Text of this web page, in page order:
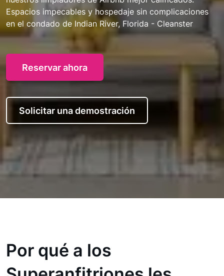
Espacios impecables y hospedaje sin complicaciones
en el condado de Indian River, Florida - Cleanster
Reservar ahora
Solicitar una demostración
Por qué a los